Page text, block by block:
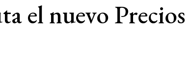
el nuevo Precios